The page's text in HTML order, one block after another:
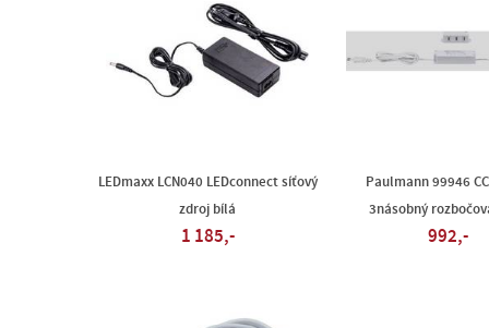
LEDmaxx LCN040 LEDconnect síťový
zdroj bílá
1 185,-
Paulmann 99946
3násobný
992,-